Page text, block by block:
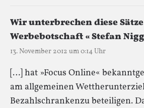
Wir unterbrechen diese
Werbebotschaft « Stefan
13. November 2012 um 0:14 Uhr
[…] hat »Focus Online«
am allgemeinen
Bezahlschrankenzu beteiligen.